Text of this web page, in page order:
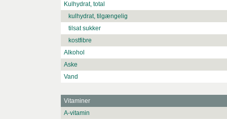
Kulhydrat, total
kulhydrat, tilgængelig
tilsat sukker
kostfibre
Alkohol
Aske
Vand
Vitaminer
A-vitamin